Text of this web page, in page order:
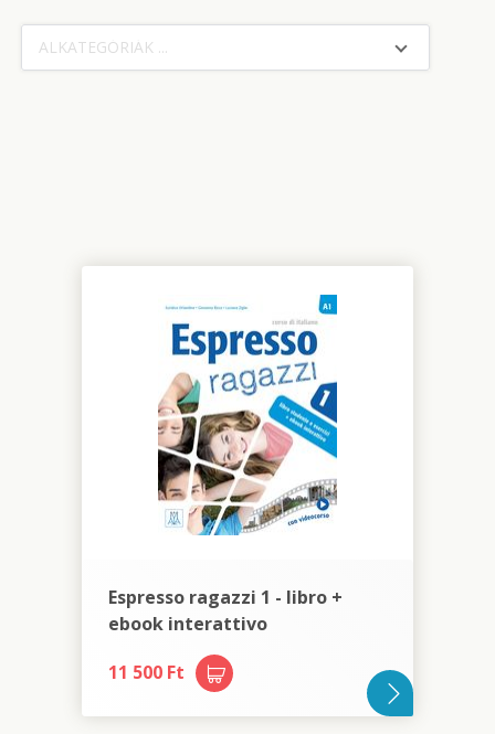
ALKATEGÓRIÁK ...
Espresso ragazzi 1 - libro +
ebook interattivo
11 500 Ft